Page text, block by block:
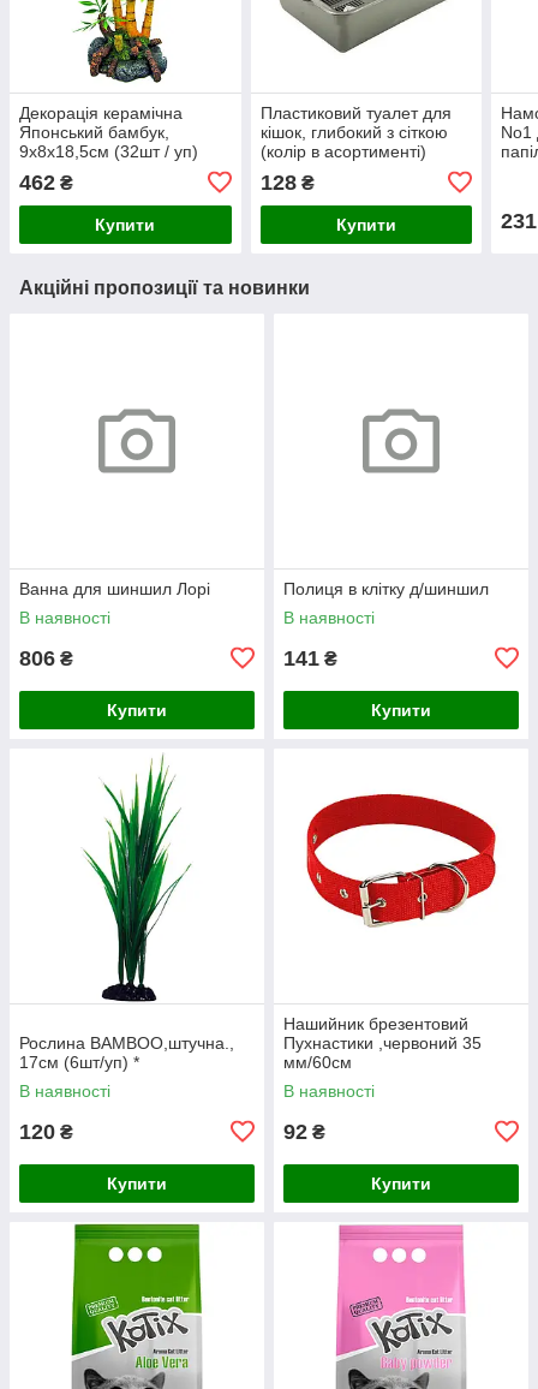
Декорація керамічна
Японський бамбук,
9х8х18,5см (32шт / уп)
462 ₴
Купити
Пластиковий туалет для
кішок, глибокий з сіткою
(колір в асортименті)
128₴
Купити
No1
231
Акційні пропозиції та новинки
Ванна для шиншил Лорі
В наявності
806 ₴
Купити
Полиця в клітку д/шиншил
В наявності
141 ₴
Купити
Рослина BAMBOO,штучна.,
17см (6шт/уп) *
В наявності
120 ₴
Купити
Нашийник брезентовий
Пухнастики ,червоний 35
мм/60см
В наявності
92 ₴
Купити